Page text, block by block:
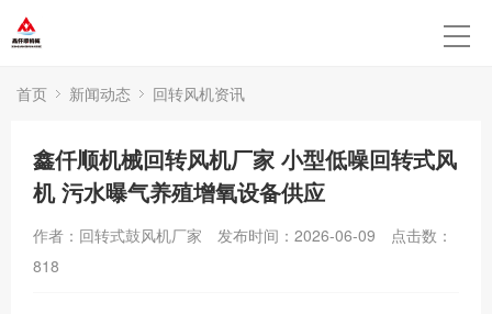
首页 新闻动态 回转风机资讯
鑫仟顺机械回转风机厂家 小型低噪回转式风
机 污水曝气养殖增氧设备供应
作者：回转式鼓风机厂家 发布时间：2026-06-09
点击数：
818